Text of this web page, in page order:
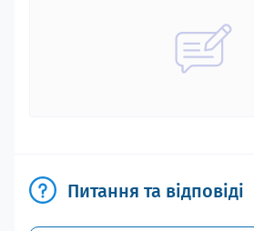
Питання та відповіді